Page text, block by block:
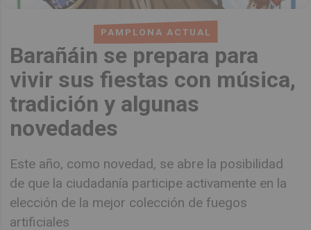
PAMPLONA ACTUAL
Barañáin se prepara para
vivir sus fiestas con música,
tradición y algunas
novedades
Este año, como novedad, se abre la posibilidad
de que la ciudadanía participe activamente en la
elección de la mejor colección de fuegos
artificiales